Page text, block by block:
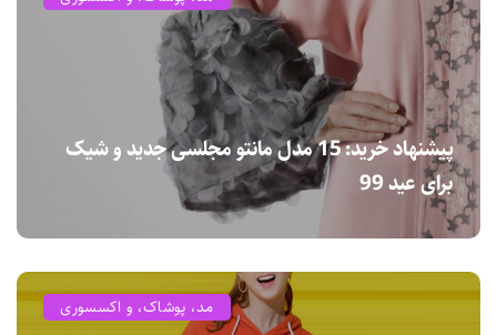
پیشنهاد خرید: 15 مدل مانتو مجلسی جدید و شیک
برای عید 99
مد، پوشاک، و اکسسوری